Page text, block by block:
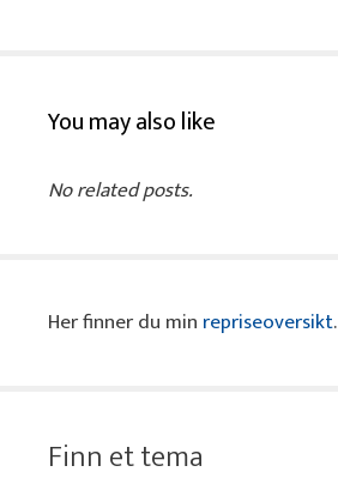
You may also like
No related posts.
Her finner du min repriseoversikt.
Finn et tema